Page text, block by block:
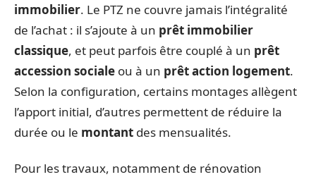
immobilier. Le PTZ ne couvre jamais l’intégralité
de l’achat : il s’ajoute à un prêt immobilier
classique, et peut parfois être couplé à un prêt
accession sociale ou à un prêt action logement.
Selon la configuration, certains montages allègent
l’apport initial, d’autres permettent de réduire la
durée ou le montant des mensualités.
Pour les travaux, notamment de rénovation